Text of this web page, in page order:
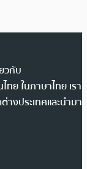
วกับ
ย ในภาษาไทย เรา
งประเทศและนำมา